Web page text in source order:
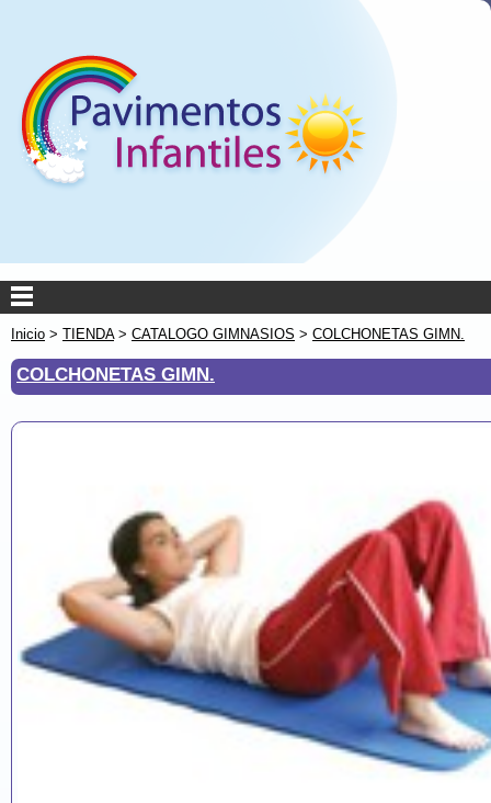
Inicio > TIENDA> CATALOGO GIMNASIOS > COLCHONETAS GIMN.
COLCHONETAS GIMN.